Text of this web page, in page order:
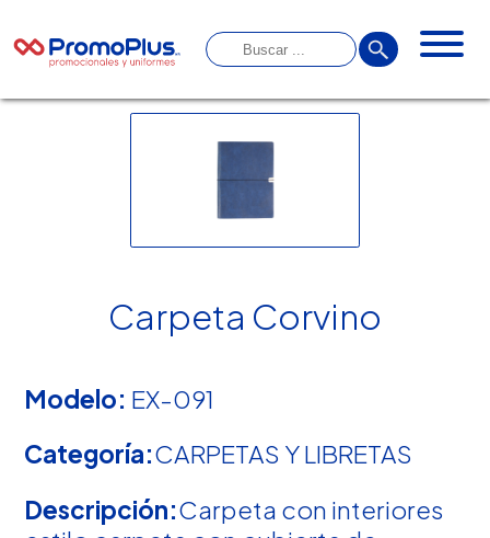
Carpeta Corvino
Modelo: EX-091
Categoría:CARPETAS Y LIBRETAS
Descripción:Carpeta con interiores